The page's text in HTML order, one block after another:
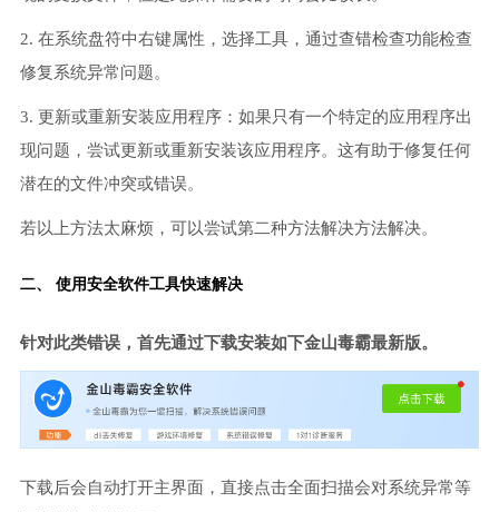
2. 在系统盘符中右键属性，选择工具，通过查错检查功能检查
修复系统异常问题。
3. 更新或重新安装应用程序：如果只有一个特定的应用程序出
现问题，尝试更新或重新安装该应用程序。这有助于修复任何
潜在的文件冲突或错误。
若以上方法太麻烦，可以尝试第二种方法解决方法解决。
二、 使用安全软件工具快速解决
针对此类错误，首先通过下载安装如下金山毒霸最新版。
下载后会自动打开主界面，直接点击全面扫描会对系统异常等